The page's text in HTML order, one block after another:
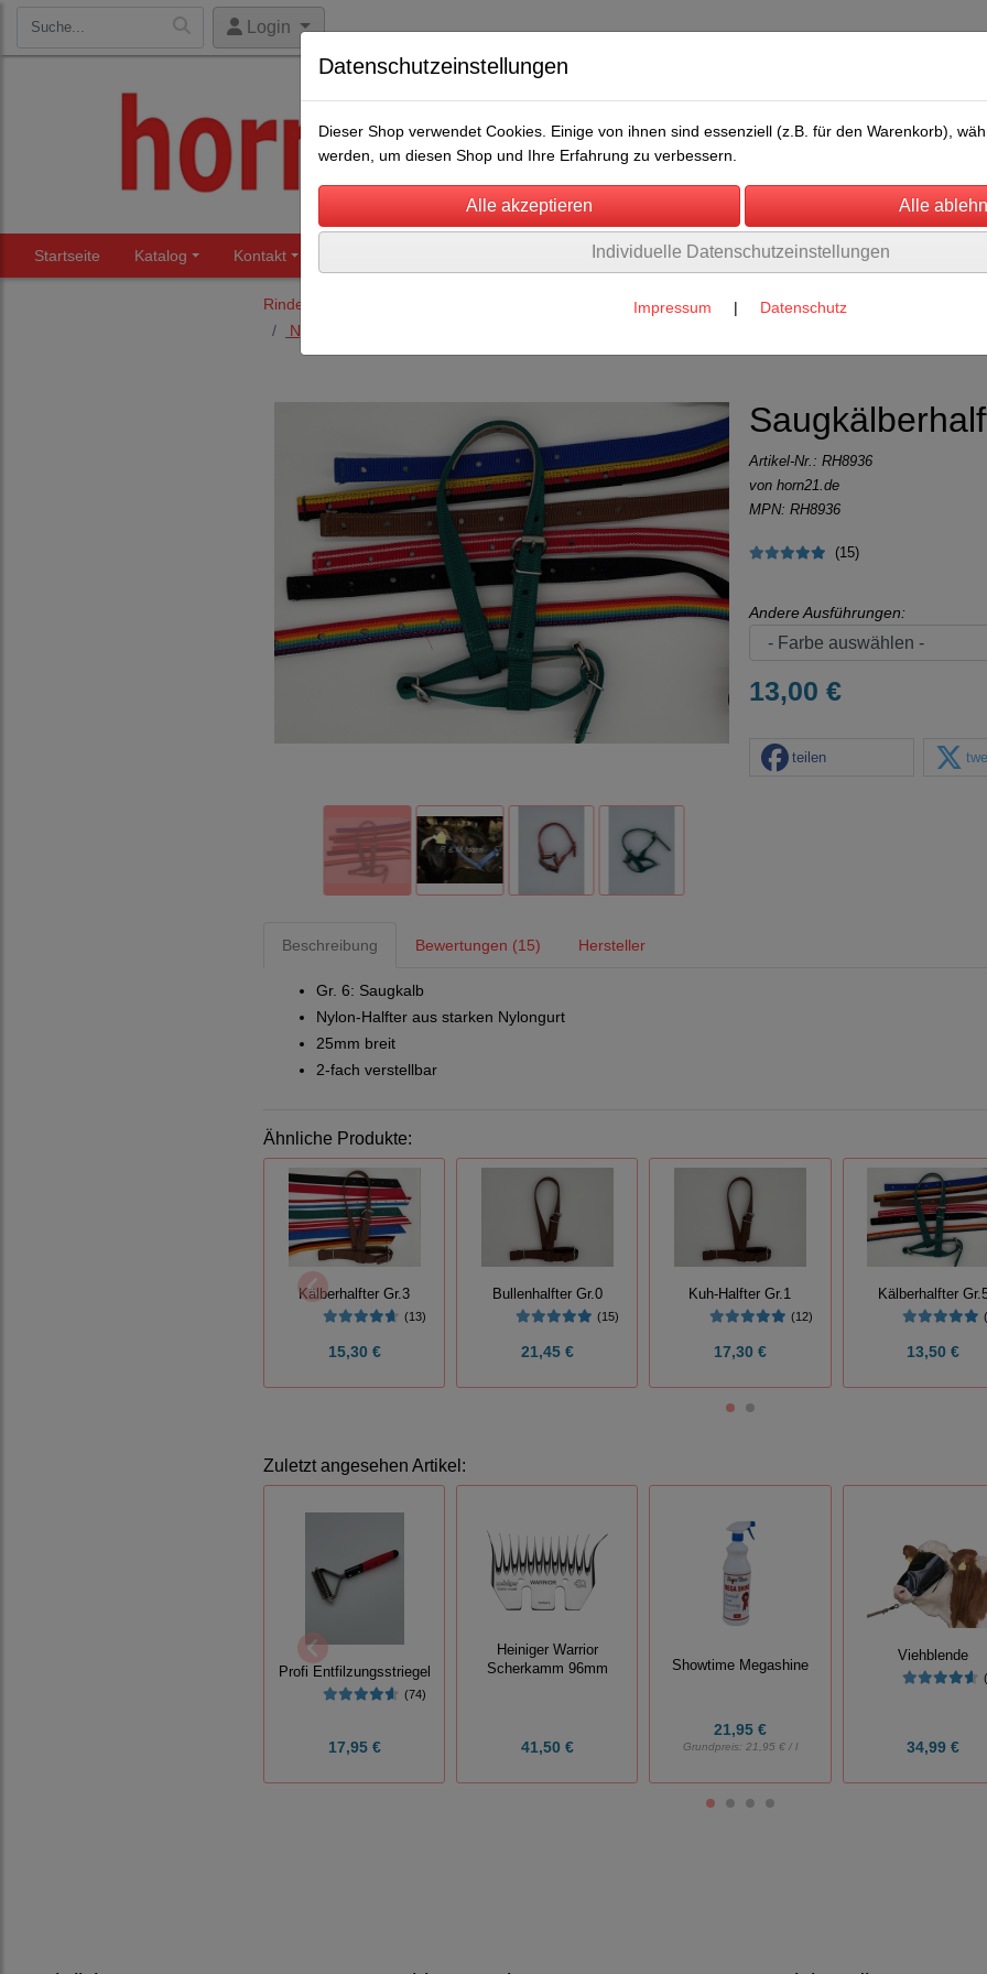
Login
Startseite Katalog Kontakt Über uns Umwelt Rechtliches
Rinderhaltung
Halfter für Rinder, Kühe, Kälber, Bullen
Nylonhalfter OHNE Kette, 4cm, oder 2,5cm breiter Gurt
Artikel-Nr.: RH8936
von horn21.de
MPN: RH8936
(15)
Andere Ausführungen:
13,00 €
teilen
Beschreibung Bewertungen (15) Hersteller
Gr. 6: Saugkalb
Nylon-Halfter aus starken Nylongurt
25mm breit
2-fach verstellbar
Ähnliche Produkte:
Kälberhalfter Gr.3
(13)
15,30 €
Bullenhalfter Gr.0
(15)
21,45 €
Kuh-Halfter Gr.1
(12)
17,30 €
Kälberhalfter
13,50 €
Zuletzt angesehen Artikel:
Profi Entfilzungsstriegel
(74)
17,95 €
Heiniger Warrior
Scherkamm 96mm
41,50 €
Showtime Megashine
21,95 €
Grundpreis: 21,95 € / l
Viehblende
34,99 €
Datenschutzeinstellungen
Dieser Shop verwendet Cookies. Einige von ihnen sind essenziell (z.B. für den Warenkorb),
werden, um diesen Shop und Ihre Erfahrung zu verbessern.
Individuelle Datenschutzeinstellungen
Impressum | Datenschutz